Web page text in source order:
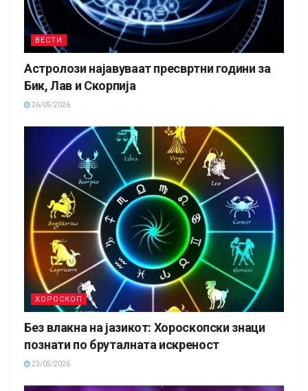
ВЕСТИ
Астролози најавуваат пресвртни години за
Бик, Лав и Скорпија
26/05/2026
ХОРОСКОП
Без влакна на јазикот: Хороскопски знаци
познати по бруталната искреност
23/05/2026